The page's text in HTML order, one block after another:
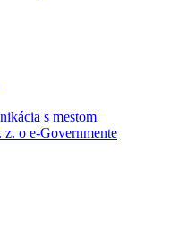
s mestom
z. o e-Governmente